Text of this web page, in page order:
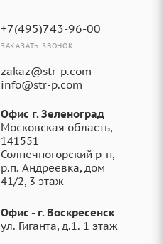
+7(495)743-96-00
ЗАКАЗАТЬ ЗВОНОК
zakaz@str-p.com
info@str-p.com
Офис г. Зеленоград
Московская область,
141551
Солнечногорский р-н,
р.п. Андреевка, дом
41/2, 3 этаж
Офис - г. Воскресенск
ул. Гиганта, д.1. 1 этаж